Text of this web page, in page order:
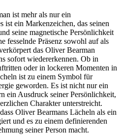
ist mehr als nur ein
ist ein Markenzeichen, das seinen
seine magnetische Persönlichkeit
fesselnde Präsenz sowohl auf als
das Oliver Bearman
sofort wiedererkennen. Ob in
oder in lockeren Momenten in
ist zu einem Symbol für
geworden. Es ist nicht nur ein
ein Ausdruck seiner Persönlichkeit,
Charakter unterstreicht.
Oliver Bearmans Lächeln als ein
und es zu einem definierenden
seiner Person macht.